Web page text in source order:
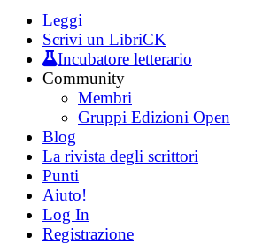
Leggi
Scrivi un LibriCK
Incubatore letterario
Community
Membri
Gruppi Edizioni Open
Blog
La rivista degli scrittori
Punti
Aiuto!
Log In
Registrazione